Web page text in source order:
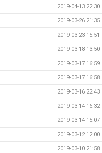
2019-04-13 22:30
2019-03-26 21:35
2019-03-23 15:51
2019-03-18 13:50
2019-03-17 16:59
2019-03-17 16:58
2019-03-16 22:43
2019-03-14 16:32
2019-03-14 15:07
2019-03-12 12:00
2019-03-10 21:58